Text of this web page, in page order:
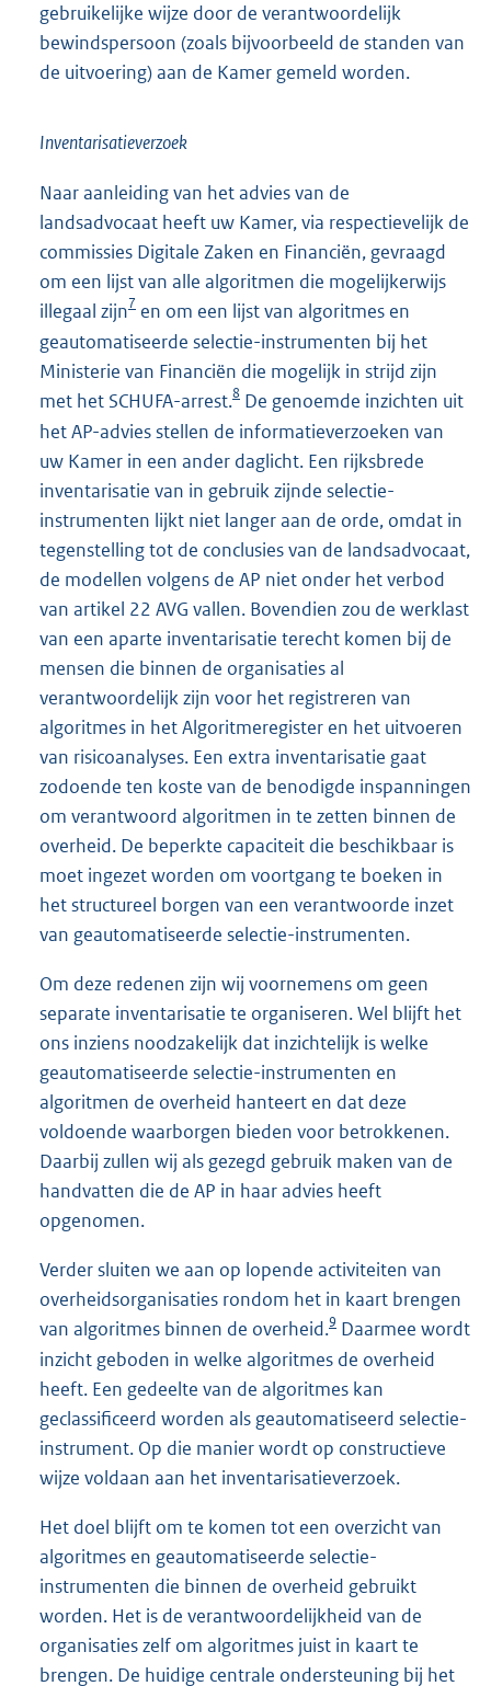
gebruikelijke wijze door de verantwoordelijk
bewindspersoon (zoals bijvoorbeeld de standen van
de uitvoering) aan de Kamer gemeld worden.
Inventarisatieverzoek
Naar aanleiding van het advies van de
landsadvocaat heeft uw Kamer, via respectievelijk de
commissies Digitale Zaken en Financiën, gevraagd
om een lijst van alle algoritmen die mogelijkerwijs
illegaal zijn7 en om een lijst van algoritmes en
geautomatiseerde selectie-instrumenten bij het
Ministerie van Financiën die mogelijk in strijd zijn
met het SCHUFA-arrest.8 De genoemde inzichten uit
het AP-advies stellen de informatieverzoeken van
uw Kamer in een ander daglicht. Een rijksbrede
inventarisatie van in gebruik zijnde selectie-
instrumenten lijkt niet langer aan de orde, omdat in
tegenstelling tot de conclusies van de landsadvocaat,
de modellen volgens de AP niet onder het verbod
van artikel 22 AVG vallen. Bovendien zou de werklast
van een aparte inventarisatie terecht komen bij de
mensen die binnen de organisaties al
verantwoordelijk zijn voor het registreren van
algoritmes in het Algoritmeregister en het uitvoeren
van risicoanalyses. Een extra inventarisatie gaat
zodoende ten koste van de benodigde inspanningen
om verantwoord algoritmen in te zetten binnen de
overheid. De beperkte capaciteit die beschikbaar is
moet ingezet worden om voortgang te boeken in
het structureel borgen van een verantwoorde inzet
van geautomatiseerde selectie-instrumenten.
Om deze redenen zijn wij voornemens om geen
separate inventarisatie te organiseren. Wel blijft het
ons inziens noodzakelijk dat inzichtelijk is welke
geautomatiseerde selectie-instrumenten en
algoritmen de overheid hanteert en dat deze
voldoende waarborgen bieden voor betrokkenen.
Daarbij zullen wij als gezegd gebruik maken van de
handvatten die de AP in haar advies heeft
opgenomen.
Verder sluiten we aan op lopende activiteiten van
overheidsorganisaties rondom het in kaart brengen
van algoritmes binnen de overheid.9 Daarmee wordt
inzicht geboden in welke algoritmes de overheid
heeft. Een gedeelte van de algoritmes kan
geclassificeerd worden als geautomatiseerd selectie-
instrument. Op die manier wordt op constructieve
wijze voldaan aan het inventarisatieverzoek.
Het doel blijft om te komen tot een overzicht van
algoritmes en geautomatiseerde selectie-
instrumenten die binnen de overheid gebruikt
worden. Het is de verantwoordelijkheid van de
organisaties zelf om algoritmes juist in kaart te
brengen. De huidige centrale ondersteuning bij het